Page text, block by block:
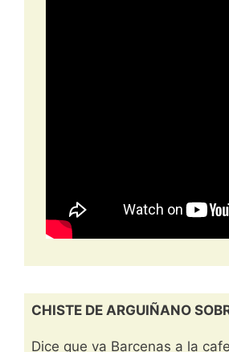
CHISTE DE ARGUIÑANO
Dice que va Barcenas a la